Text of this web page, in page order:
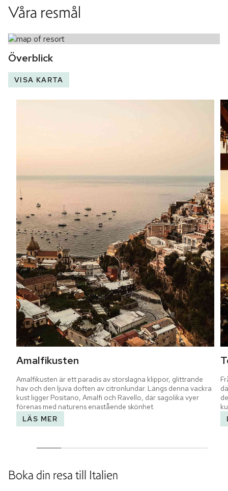
Våra resmål
Överblick
VISA KARTA
Amalfikusten
Amalfikusten är ett paradis av storslagna klippor, glittrande
hav och den ljuva doften av citronlundar. Längs denna vackra
kust ligger Positano, Amalfi och Ravello, där sagolika vyer
förenas med naturens enastående skönhet.
LÄS MER
Boka din resa till Italien